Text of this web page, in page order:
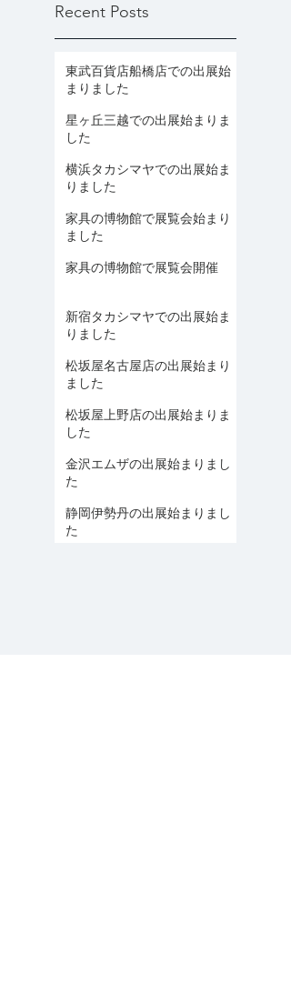
Recent Posts
東武百貨店船橋店での出展始
まりました
星ヶ丘三越での出展始まりま
した
横浜タカシマヤでの出展始ま
りました
家具の博物館で展覧会始まり
ました
家具の博物館で展覧会開催
新宿タカシマヤでの出展始ま
りました
松坂屋名古屋店の出展始まり
ました
松坂屋上野店の出展始まりま
した
金沢エムザの出展始まりまし
た
静岡伊勢丹の出展始まりまし
た